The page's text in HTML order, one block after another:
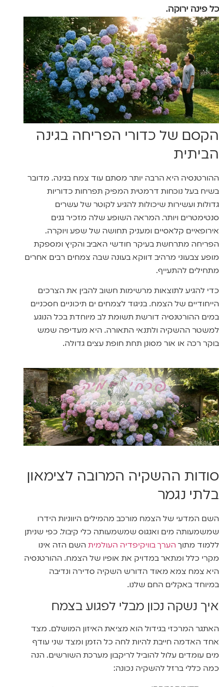
כל פינה ירוקה.
הקסם של כדורי הפריחה בגינה
הביתית
ההורטנסיה היא הרבה יותר מסתם עוד צמח בגינה. מדובר
בשיח בעל נוכחות דרמטית המפיק תפרחות כדוריות
גדולות ועשירות שיכולות להגיע לקוטר של עשרים
סנטימטרים ויותר. המראה השופע שלה מזכיר גנים
אירופאיים קלאסיים ומעניק תחושה של שפע ויוקרה.
הפריחה מתרחשת בעיקר חודשי האביב והקיץ ומספקת
מופע צבעוני מרהיב דווקא בעונה שבה צמחים רבים אחרים
מתחילים להתעייף.
כדי להגיע לתוצאות מרשימות חשוב להבין את הצרכים
הייחודיים של הצמח. בניגוד לצמחים ים תיכוניים חסכניים
במים ההורטנסיה דורשת תשומת לב מיוחדת בכל הנוגע
למשטר ההשקיה ולתנאי התאורה. היא מעדיפה שמש
בוקר רכה או אור מסונן תחת חופת עצים גדולה.
סודות ההשקיה המרובה לצימאון
בלתי נגמר
השם המדעי של הצמח מורכב מהמילים היווניות הידרו
שמשמעותה מים ואנגוס שמשמעותה כלי קיבול. כפי שניתן
ללמוד מתוך הערך בוויקיפדיה העולמית השם הזה אינו
מקרי כלל ומתאר במדויק את אופיו של הצמח. ההורטנסיה
היא צמח צמא מאוד הדורש השקיה סדירה ונדיבה
במיוחד באקלים החם שלנו.
איך נשקה נכון מבלי לפגוע בצמח
האתגר המרכזי בגידול הוא מציאת האיזון המושלם. מצד
אחד האדמה חייבת להיות לחה כל הזמן ומצד שני עודף
מים עומדים עלול להוביל לריקבון מערכת השורשים. הנה
כמה כללי ברזל להשקיה נכונה: